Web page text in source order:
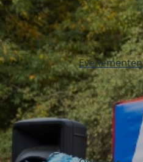
Evenementen